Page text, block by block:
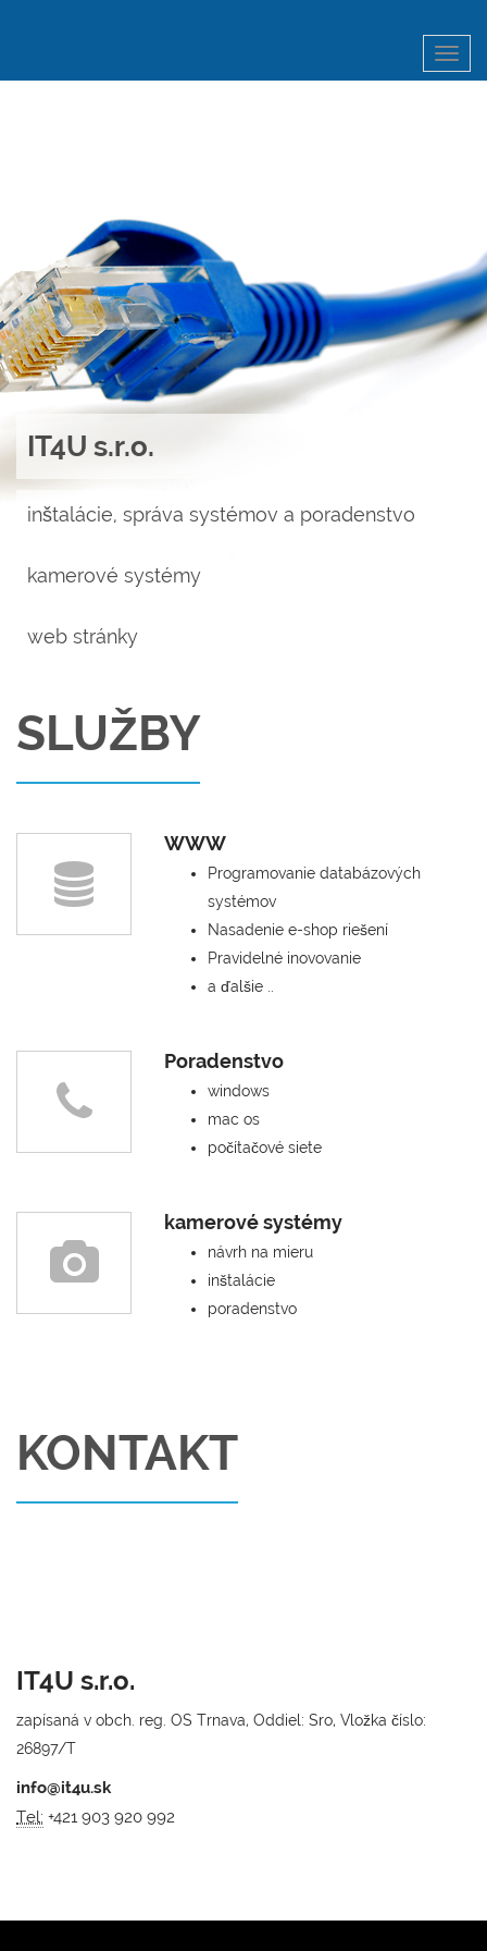
Menu
IT4U s.r.o.
inštalácie, správa systémov a poradenstvo
kamerové systémy
web stránky
SLUŽBY
WWW
Programovanie databázových
systémov
Nasadenie e-shop riešení
Pravidelné inovovanie
a ďalšie ..
Poradenstvo
windows
mac os
počítačové siete
kamerové systémy
návrh na mieru
inštalácie
poradenstvo
KONTAKT
IT4U s.r.o.
zapísaná v obch. reg. OS Trnava, Oddiel: Sro, Vložka číslo:
26897/T
info@it4u.sk
Tel: +421 903 920 992